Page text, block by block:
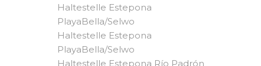
Haltestelle Estepona
PlayaBella/Selwo
Haltestelle Estepona
PlayaBella/Selwo
Haltestelle Estepona Río Padrón